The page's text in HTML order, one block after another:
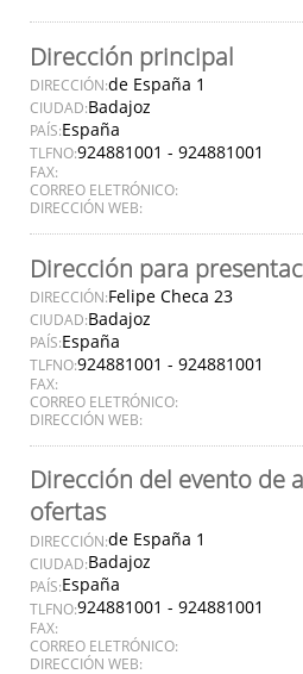
Dirección principal
DIRECCIÓN:de España 1
CIUDAD:Badajoz
PAÍS:España
TLFNO:924881001 - 924881001
FAX:
CORREO ELETRÓNICO:
DIRECCIÓN WEB:
Dirección para
DIRECCIÓN:Felipe Checa 23
CIUDAD:Badajoz
PAÍS:España
TLFNO:924881001 - 924881001
FAX:
CORREO ELETRÓNICO:
DIRECCIÓN WEB:
Dirección del evento de
ofertas
DIRECCIÓN:de España 1
CIUDAD:Badajoz
PAÍS:España
TLFNO:924881001 - 924881001
FAX:
CORREO ELETRÓNICO:
DIRECCIÓN WEB: